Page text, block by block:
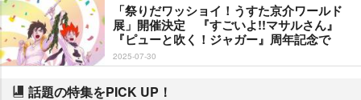
「祭りだワッショイ！うすた京介ワールド
展」開催決定 『すごいよ!!マサルさん』
『ピューと吹く！ジャガー』周年記念で
2025-07-30
話題の特集をPICK UP！